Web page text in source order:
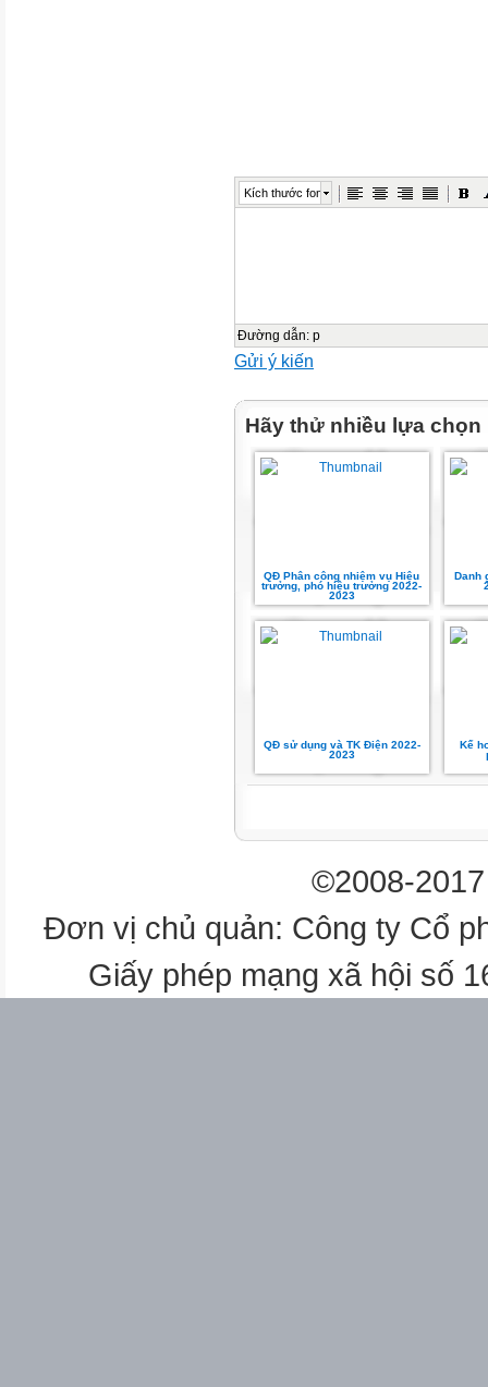
Kích thước font
Đường dẫn: p
Gửi ý kiến
Hãy thử nhiều lựa chọn
QĐ Phân công nhiệm vụ Hiệu
trưởng, phó hiệu trưởng 2022-
2023
Danh
QĐ sử dụng và TK Điện 2022-
2023
Kế
©2008-
Đơn vị chủ quản: Công ty Cổ
Giấy phép mạng xã hội số